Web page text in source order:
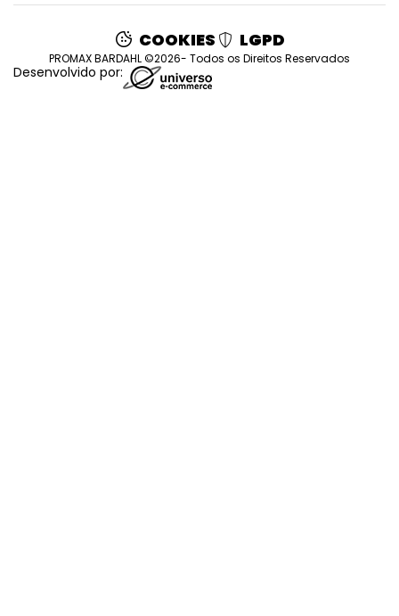
COOKIES LGPD
PROMAX BARDAHL ©2026- Todos os Direitos Reservados
Desenvolvido por: